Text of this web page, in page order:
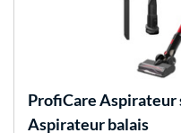
ProfiCareAspirateur
Aspirateur balais